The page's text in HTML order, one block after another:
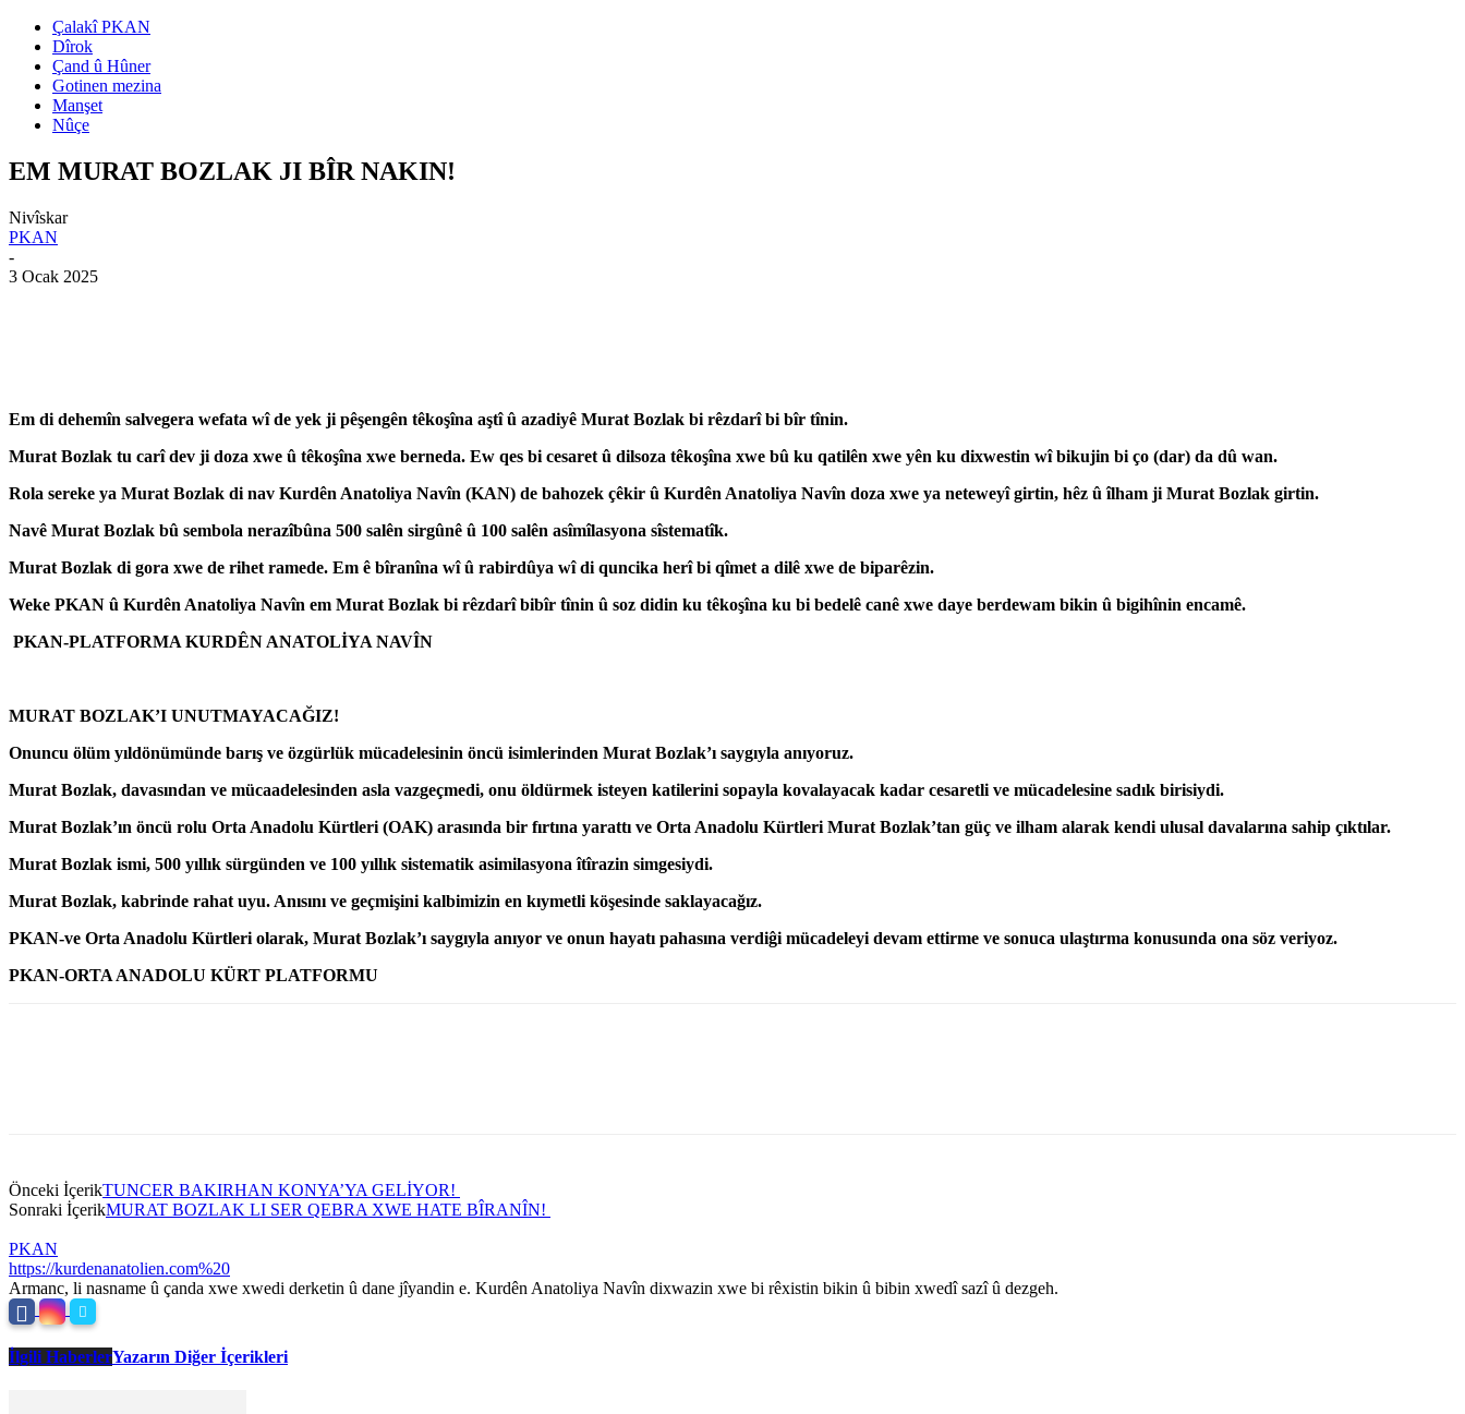
Çalakî PKAN
Dîrok
Çand û Hûner
Gotinen mezina
Manşet
Nûçe
EM MURAT BOZLAK JI BÎR NAKIN!
Nivîskar
PKAN
-
3 Ocak 2025
Em di dehemîn salvegera wefata wî de yek ji pêşengên têkoşîna aştî û azadiyê Murat Bozlak bi rêzdarî bi bîr tînin.
Murat Bozlak tu carî dev ji doza xwe û têkoşîna xwe berneda. Ew qes bi cesaret û dilsoza têkoşîna xwe bû ku qatilên xwe yên ku dixwestin wî bikujin bi ço (dar) da dû wan.
Rola sereke ya Murat Bozlak di nav Kurdên Anatoliya Navîn (KAN) de bahozek çêkir û Kurdên Anatoliya Navîn doza xwe ya neteweyî girtin, hêz û îlham ji Murat Bozlak girtin.
Navê Murat Bozlak bû sembola nerazîbûna 500 salên sirgûnê û 100 salên asîmîlasyona sîstematîk.
Murat Bozlak di gora xwe de rihet ramede. Em ê bîranîna wî û rabirdûya wî di quncika herî bi qîmet a dilê xwe de biparêzin.
Weke PKAN û Kurdên Anatoliya Navîn em Murat Bozlak bi rêzdarî bibîr tînin û soz didin ku têkoşîna ku bi bedelê canê xwe daye berdewam bikin û bigihînin encamê.
PKAN-PLATFORMA KURDÊN ANATOLİYA NAVÎN
MURAT BOZLAK’I UNUTMAYACAĞIZ!
Onuncu ölüm yıldönümünde barış ve özgürlük mücadelesinin öncü isimlerinden Murat Bozlak’ı saygıyla anıyoruz.
Murat Bozlak, davasından ve mücaadelesinden asla vazgeçmedi, onu öldürmek isteyen katilerini sopayla kovalayacak kadar cesaretli ve mücadelesine sadık birisiydi.
Murat Bozlak’ın öncü rolu Orta Anadolu Kürtleri (OAK) arasında bir fırtına yarattı ve Orta Anadolu Kürtleri Murat Bozlak’tan güç ve ilham alarak kendi ulusal davalarına sahip çıktılar.
Murat Bozlak ismi, 500 yıllık sürgünden ve 100 yıllık sistematik asimilasyona îtîrazin simgesiydi.
Murat Bozlak, kabrinde rahat uyu. Anısını ve geçmişini kalbimizin en kıymetli köşesinde saklayacağız.
PKAN-ve Orta Anadolu Kürtleri olarak, Murat Bozlak’ı saygıyla anıyor ve onun hayatı pahasına verdiĝi mücadeleyi devam ettirme ve sonuca ulaştırma konusunda ona söz veriyoz.
PKAN-ORTA ANADOLU KÜRT PLATFORMU
Önceki İçerikTUNCER BAKIRHAN KONYA’YA GELİYOR!
Sonraki İçerikMURAT BOZLAK LI SER QEBRA XWE HATE BÎRANÎN!
PKAN
https://kurdenanatolien.com%20
Armanc, li nasname û çanda xwe xwedi derketin û dane jîyandin e. Kurdên Anatoliya Navîn dixwazin xwe bi rêxistin bikin û bibin xwedî sazî û dezgeh.
İlgili HaberlerYazarın Diğer İçerikleri